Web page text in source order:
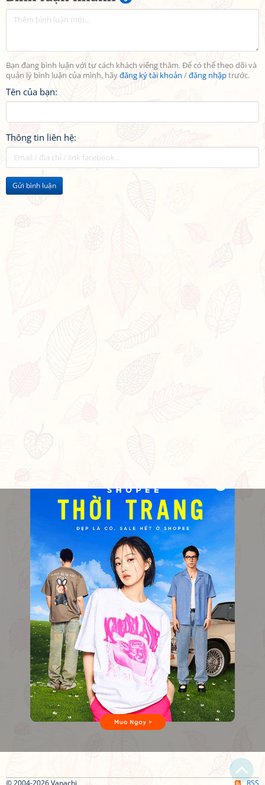
Bạn đang bình luận với tư cách khách viếng thăm. Để có thể theo dõi và
quản lý bình luận của mình, hãyđăng ký tài khoản /đăng nhậptrước.
Tên của bạn:
Thông tin liên hệ:
Gửi bình luận
© 2004-2026 Vanachi RSS